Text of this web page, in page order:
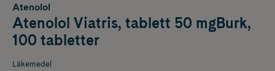
Atenolol
Atenolol Viatris, tablett 50 mgBurk,
100 tabletter
Läkemedel